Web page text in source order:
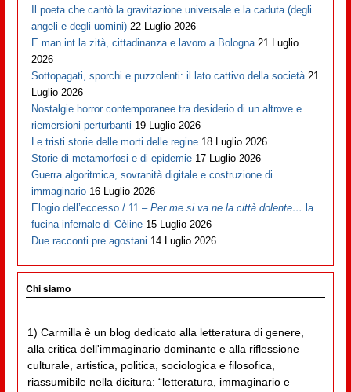
Il poeta che cantò la gravitazione universale e la caduta (degli
angeli e degli uomini) 22 Luglio 2026
E man int la zità, cittadinanza e lavoro a Bologna 21 Luglio
2026
Sottopagati, sporchi e puzzolenti: il lato cattivo della società 21
Luglio 2026
Nostalgie horror contemporanee tra desiderio di un altrove e
riemersioni perturbanti 19 Luglio 2026
Le tristi storie delle morti delle regine 18 Luglio 2026
Storie di metamorfosi e di epidemie 17 Luglio 2026
Guerra algoritmica, sovranità digitale e costruzione di
immaginario 16 Luglio 2026
Elogio dell’eccesso / 11 –Per me si va ne la città dolente… la
fucina infernale di Cèline 15 Luglio 2026
Due racconti pre agostani 14 Luglio 2026
Chi siamo
1) Carmilla è un blog dedicato alla letteratura di genere,
alla critica dell'immaginario dominante e alla riflessione
culturale, artistica, politica, sociologica e filosofica,
riassumibile nella dicitura: “letteratura, immaginario e